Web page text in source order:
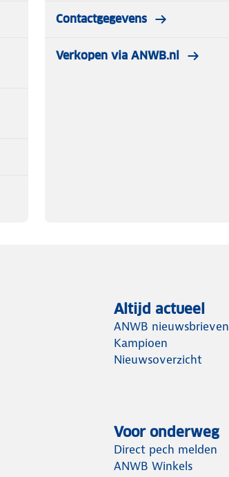
Contactgegevens
Verkopen via ANWB.nl
Altijd actueel
ANWB nieuwsbrieven
Kampioen
Nieuwsoverzicht
Voor onderweg
Direct pech melden
ANWB Winkels